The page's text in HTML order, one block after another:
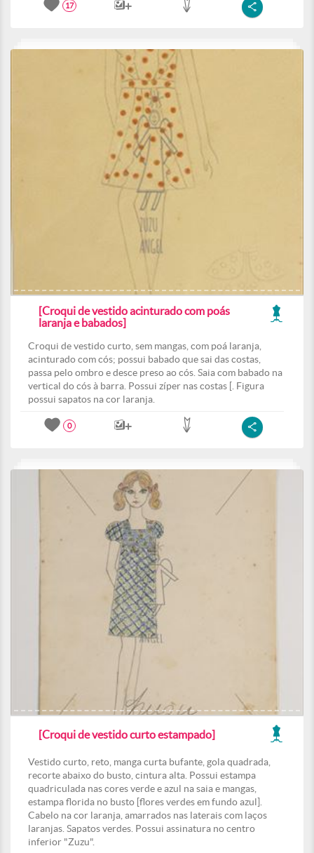
17
[Croqui de vestido acinturado com poás
laranja e babados]
Croqui de vestido curto, sem mangas, com poá laranja,
acinturado com cós; possui babado que sai das costas,
passa pelo ombro e desce preso ao cós. Saia com babado na
vertical do cós à barra. Possui zíper nas costas [. Figura
possui sapatos na cor laranja.
0
[Croqui de vestido curto estampado]
Vestido curto, reto, manga curta bufante, gola quadrada,
recorte abaixo do busto, cintura alta. Possui estampa
quadriculada nas cores verde e azul na saia e mangas,
estampa florida no busto [flores verdes em fundo azul].
Cabelo na cor laranja, amarrados nas laterais com laços
laranjas. Sapatos verdes. Possui assinatura no centro
inferior "Zuzu".